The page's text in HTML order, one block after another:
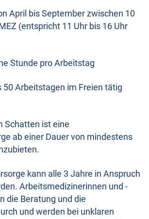
April bis September zwischen 10
(entspricht 11 Uhr bis 16 Uhr
Stunde pro Arbeitstag
50 Arbeitstagen im Freien tätig
Schatten ist eine
ab einer Dauer von mindestens
kann alle 3 Jahre in Anspruch
Arbeitsmedizinerinnen und -
die Beratung und die
und werden bei unklaren